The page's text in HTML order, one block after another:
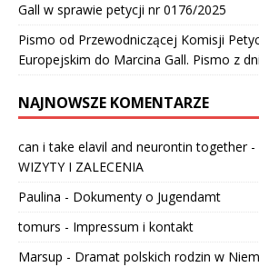
Gall w sprawie petycji nr 0176/2025
Pismo od Przewodniczącej Komisji
Europejskim do Marcina Gall. Pismo z
NAJNOWSZE KOMENTARZE
can i take elavil and neurontin together-
WIZYTY I ZALECENIA
Paulina - Dokumenty o Jugendamt
tomurs - Impressum i kontakt
Marsup - Dramat polskich rodzin w